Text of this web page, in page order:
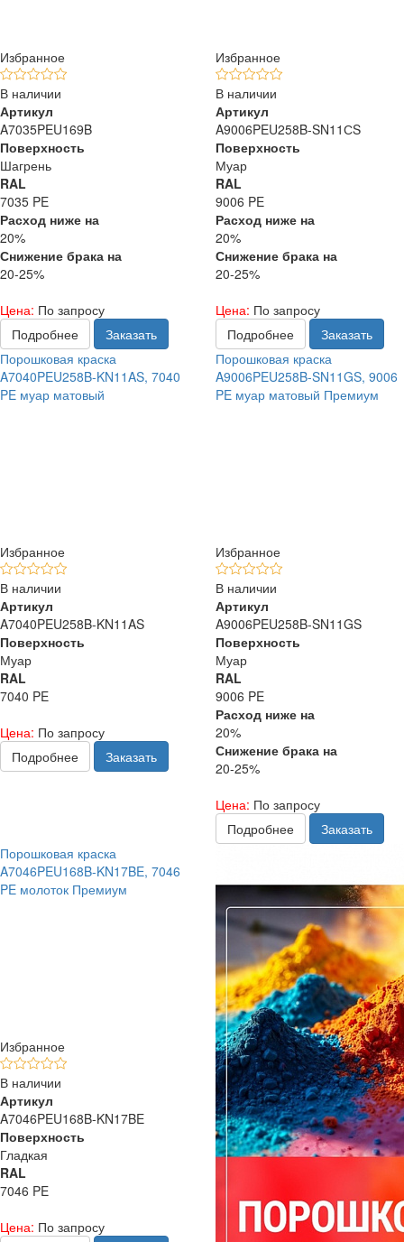
Избранное
В наличии
Артикул
A7035PEU169B
Поверхность
Шагрень
RAL
7035 PE
Расход ниже на
20%
Снижение брака на
20-25%
Цена: По запросу
Подробнее
Заказать
Избранное
В наличии
Артикул
A9006PEU258B-SN11СS
Поверхность
Муар
RAL
9006 PE
Расход ниже на
20%
Снижение брака на
20-25%
Цена: По запросу
Подробнее
Заказать
Порошковая краска
A7040PEU258B-KN11AS, 7040
PE муар матовый
Избранное
В наличии
Артикул
A7040PEU258B-KN11AS
Поверхность
Муар
RAL
7040 PE
Цена: По запросу
Подробнее
Заказать
Порошковая краска
A9006PEU258B-SN11GS, 9006
PE муар матовый Премиум
Избранное
В наличии
Артикул
A9006PEU258B-SN11GS
Поверхность
Муар
RAL
9006 PE
Расход ниже на
20%
Снижение брака на
20-25%
Цена: По запросу
Подробнее
Заказать
Порошковая краска
A7046PEU168B-KN17BE, 7046
PE молоток Премиум
Избранное
В наличии
Артикул
A7046PEU168B-KN17BE
Поверхность
Гладкая
RAL
7046 PE
Цена: По запросу